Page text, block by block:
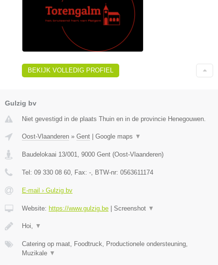
BEKIJK VOLLEDIG PROFIEL
Gulzig bv
Niet gevestigd in de plaats Thuin en in de provincie Henegouwen.
Oost-Vlaanderen » Gent Google maps ▼
Baudelokaai 13/001 9000 Gent (Oost-Vlaanderen)
Tel: 09 330 08 60 , Fax: - , BTW-nr: 0563611174
E-mail › Gulzig bv
Website: https://www.gulzig.be Screenshot ▼
Hoi, ▼
Catering op maat, Foodtruck, Productionele ondersteuning,
Muzikale ▼